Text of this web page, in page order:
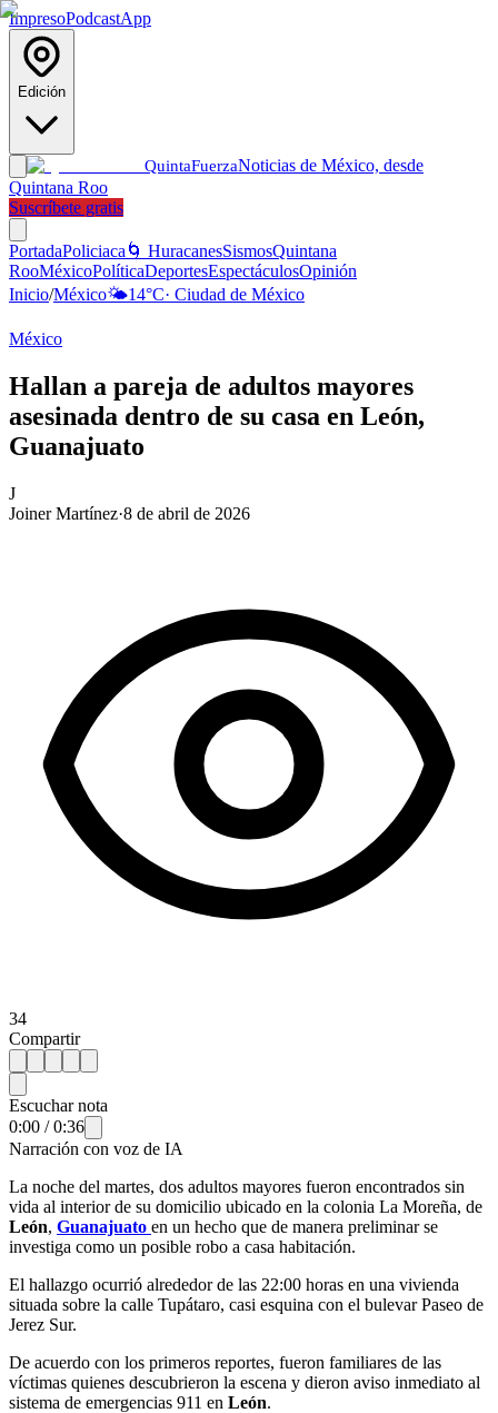
ImpresoPodcastApp
Edición
QuintaFuerzaNoticias de México, desde
Quintana Roo
Suscríbete gratis
PortadaPoliciaca 🌀 HuracanesSismosQuintana
RooMéxicoPolíticaDeportesEspectáculosOpinión
Inicio/México🌤️14°C· Ciudad de México
México
Hallan a pareja de adultos mayores
asesinada dentro de su casa en León,
Guanajuato
J
Joiner Martínez·8 de abril de 2026
34
Compartir
Escuchar nota
0:00 /0:36
Narración con voz de IA
La noche del martes, dos adultos mayores fueron encontrados sin
vida al interior de su domicilio ubicado en la colonia La Moreña, de
León, Guanajuato en un hecho que de manera preliminar se
investiga como un posible robo a casa habitación.
El hallazgo ocurrió alrededor de las 22:00 horas en una vivienda
situada sobre la calle Tupátaro, casi esquina con el bulevar Paseo de
Jerez Sur.
De acuerdo con los primeros reportes, fueron familiares de las
víctimas quienes descubrieron la escena y dieron aviso inmediato al
sistema de emergencias 911 en León.